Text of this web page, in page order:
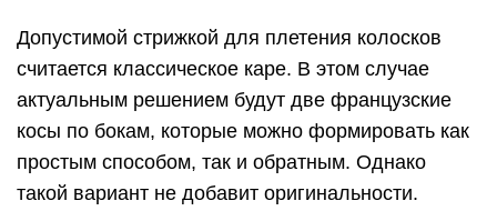
Допустимой стрижкой для плетения колосков
считается классическое каре. В этом случае
актуальным решением будут две французские
косы по бокам, которые можно формировать как
простым способом, так и обратным. Однако
такой вариант не добавит оригинальности.